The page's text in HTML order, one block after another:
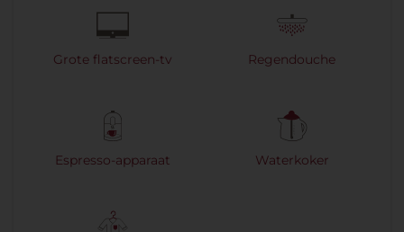
Grote flatscreen-tv Regendouche
Espresso-apparaat Waterkoker